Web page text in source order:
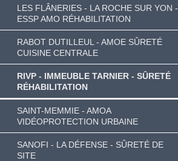
LES FLÂNERIES - LA ROCHE SUR YON -
ESSP AMO RÉHABILITATION
RABOT DUTILLEUL - AMOE SÛRETÉ
CUISINE CENTRALE
RIVP - IMMEUBLE TARNIER - SÛRETÉ
RÉHABILITATION
SAINT-MEMMIE - AMOA
VIDÉOPROTECTION URBAINE
SANOFI - LA DÉFENSE - SÛRETÉ DE
SITE